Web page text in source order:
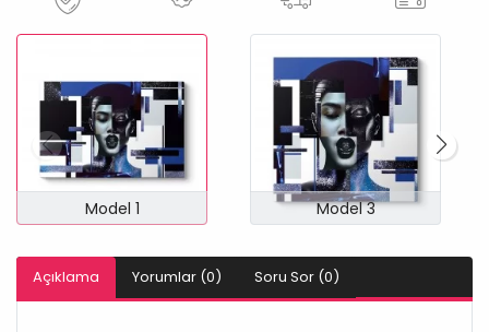
Model 1 Model 3
Açıklama Yorumlar (0) Soru Sor (0)